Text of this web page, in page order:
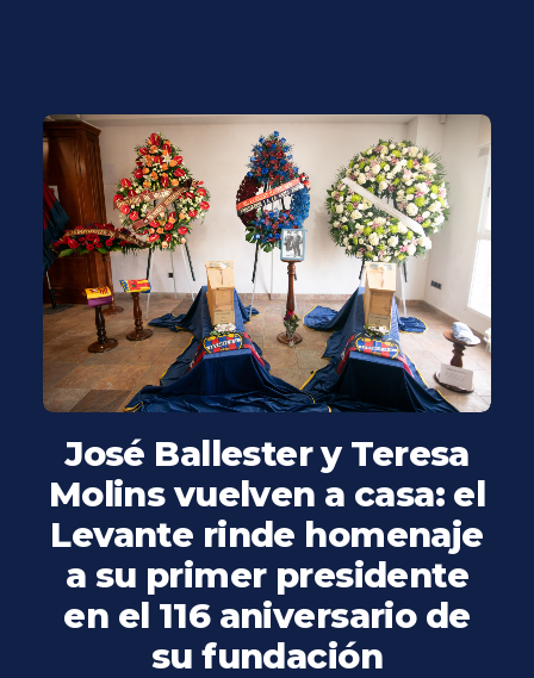
José Ballester y Teresa
Molins vuelven a casa: el
Levante rinde homenaje
a su primer presidente
en el 116 aniversario de
su fundación